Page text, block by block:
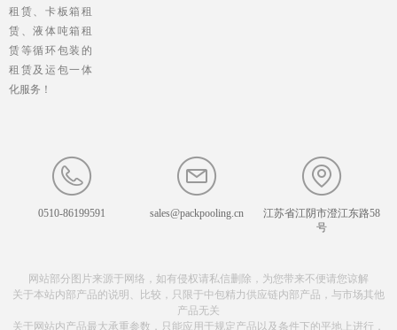
租赁、卡板箱租
赁、液体吨箱租
赁等循环包装的
租赁及运包一体
化服务！
网站部分图片来源于网络，如有侵权请私信删除，为您带来不便请您谅解
关于本站内部产品的说明、比较，只限于中包精力供应链内部产品，与市场其他
产品无关
关于网站内产品最大承重参数，只能应用于规定产品以及条件下的平地上进行，
0510-86199591 sales@packpooling.cn
江苏省江阴市澄江东路58
号